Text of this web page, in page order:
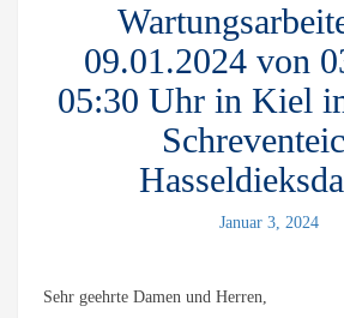
09.01.2024 von
05:30 Uhr in Kiel
Januar 3, 2024
Sehr geehrte Damen und Herren,